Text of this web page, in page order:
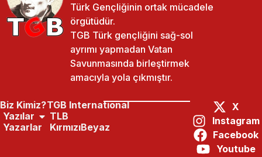
Paylaş:
Türk Gençliğinin ortak mücadele
örgütüdür.
TGB Türk gençliğini sağ-sol
ayrımı yapmadan Vatan
Savunmasında birleştirmek
amacıyla yola çıkmıştır.
Biz Kimiz?
Yazılar
Yazarlar
TGB International
TLB
KırmızıBeyaz
X
Instagram
Facebook
Youtube